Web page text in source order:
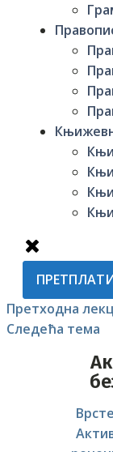
Претходна
Следећа тема